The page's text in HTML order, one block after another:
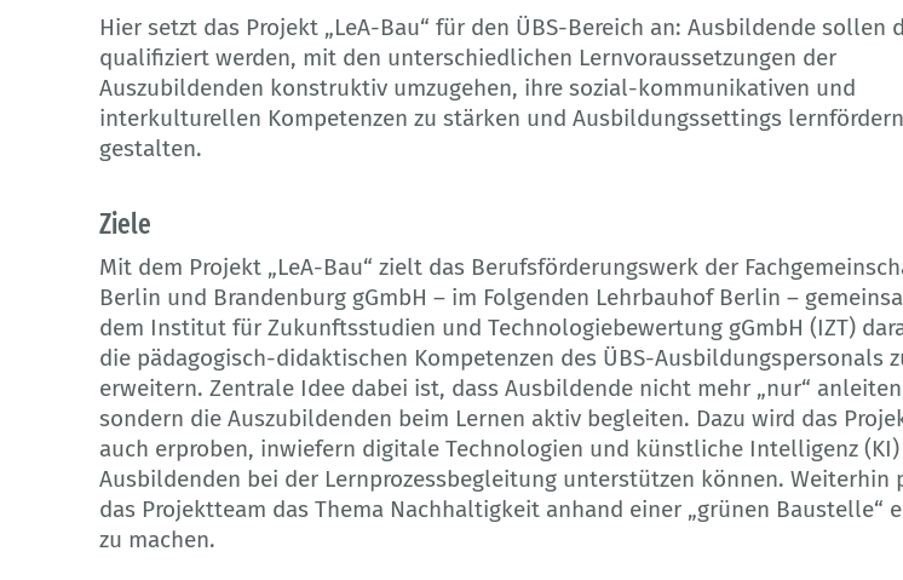
Hier setzt das Projekt „LeA-Bau“ für den ÜBS-Bereich an: Ausbildende sollen
qualifiziert werden, mit den unterschiedlichen Lernvoraussetzungen der
Auszubildenden konstruktiv umzugehen, ihre sozial-kommunikativen und
interkulturellen Kompetenzen zu stärken und Ausbildungssettings
gestalten.
Ziele
Mit dem Projekt „LeA-Bau“ zielt das Berufsförderungswerk der
Berlin und Brandenburg gGmbH – im Folgenden Lehrbauhof Berlin –
dem Institut für Zukunftsstudien und Technologiebewertung gGmbH (IZT)
die pädagogisch-didaktischen Kompetenzen des ÜBS-Ausbildungspersonals
erweitern. Zentrale Idee dabei ist, dass Ausbildende nicht mehr „nur“
sondern die Auszubildenden beim Lernen aktiv begleiten. Dazu wird das
auch erproben, inwiefern digitale Technologien und künstliche Intelligenz
Ausbildenden bei der Lernprozessbegleitung unterstützen können. Weiterhin
das Projektteam das Thema Nachhaltigkeit anhand einer „grünen Baustelle“
zu machen.